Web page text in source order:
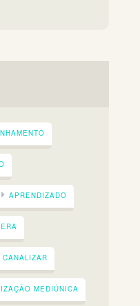
APRENDIZADO
CANALIZAR
MEDIÚNICA